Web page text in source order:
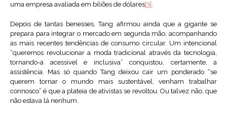
uma empresa avaliada em biliões de dólares[3] .
Depois de tantas benesses, Tang afirmou ainda que a gigante se
prepara para integrar o mercado em segunda mão, acompanhando
as mais recentes tendências de consumo circular. Um intencional
“queremos revolucionar a moda tradicional através da tecnologia,
tornando-a acessível e inclusiva” conquistou, certamente, a
assistência. Mas só quando Tang deixou cair um ponderado “se
querem tornar o mundo mais sustentável, venham trabalhar
connosco” é que a plateia de ativistas se revoltou. Ou talvez não, que
não estava lá nenhum.